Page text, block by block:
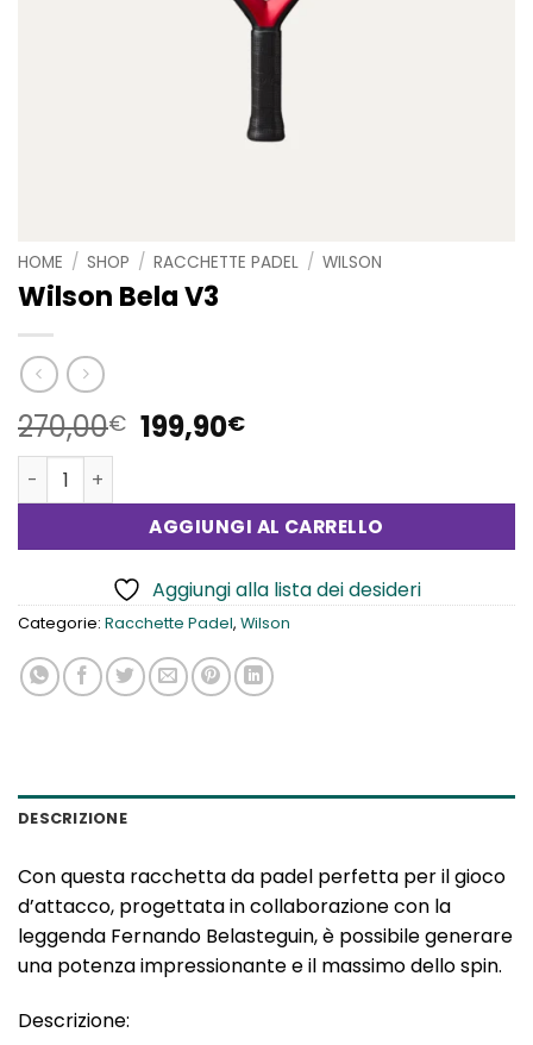
HOME / SHOP / RACCHETTE PADEL / WILSON
Wilson Bela V3
270,00€ Il
prezzo
era:
270,00€.
199,90€Il
è:
199,90€.
Wilson Bela V3 quantità
AGGIUNGI AL CARRELLO
Aggiungi alla lista dei desideri
Categorie: Racchette Padel, Wilson
DESCRIZIONE
Con questa racchetta da padel perfetta per il gioco
d’attacco, progettata in collaborazione con la
leggenda Fernando Belasteguin, è possibile generare
una potenza impressionante e il massimo dello spin.
Descrizione: